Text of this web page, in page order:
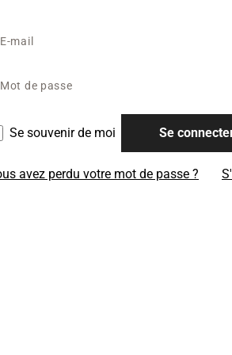
Se souvenir de moi Se
avez perdu votre mot de passe ?